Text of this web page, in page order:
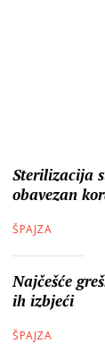
Sterilizacija
obavezan
ŠPAJZA
Najčešće
ih izbjeći
ŠPAJZA